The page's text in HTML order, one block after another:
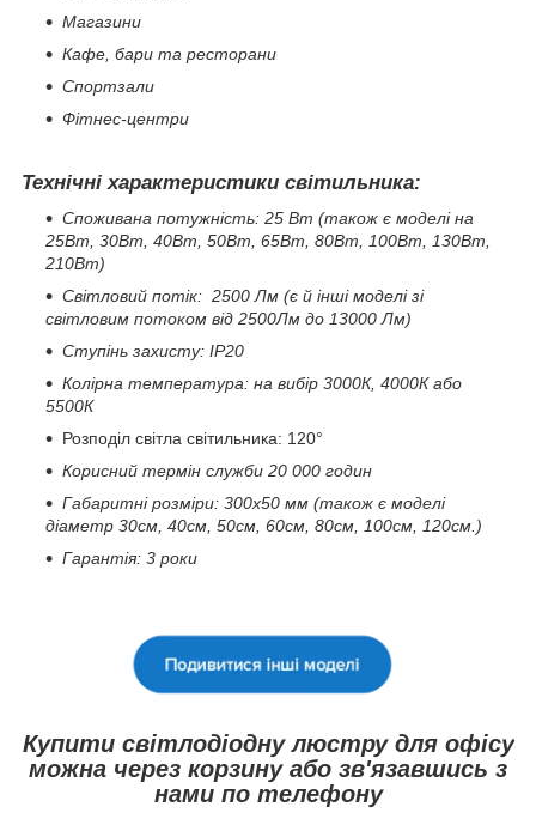
Магазини
Кафе, бари та ресторани
Спортзали
Фітнес-центри
Технічні характеристики світильника:
Споживана потужність: 25 Вт (також є моделі на
25Вт, 30Вт, 40Вт, 50Вт, 65Вт, 80Вт, 100Вт, 130Вт,
210Вт)
Світловий потік: 2500 Лм (є й інші моделі зі
світловим потоком від 2500Лм до 13000 Лм)
Ступінь захисту: IP20
Колірна температура: на вибір 3000К, 4000К або
5500К
Розподіл світла світильника: 120°
Корисний термін служби 20 000 годин
Габаритні розміри: 300х50 мм (також є моделі
діаметр 30см, 40см, 50см, 60см, 80см, 100см, 120см.)
Гарантія: 3 роки
Купити світлодіодну люстру для офісу
можна через корзину або зв'язавшись з
нами по телефону